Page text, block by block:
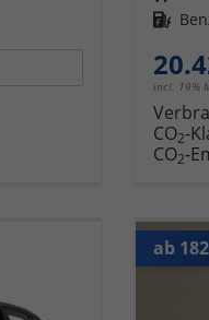
Kraftstoff
incl. 19%
CO2-
CO2-
ab